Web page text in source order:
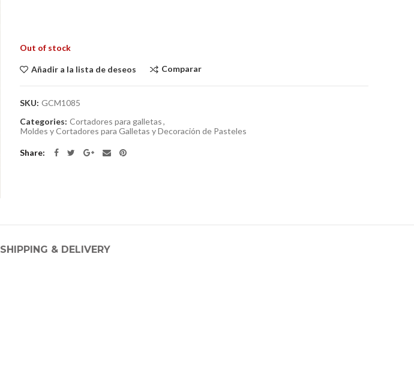
Out of stock
Añadir a la lista de deseos Comparar
SKU: GCM1085
Categories: Cortadores para galletas,
Moldes y Cortadores para Galletas y Decoración de Pasteles
Share
SHIPPING & DELIVERY